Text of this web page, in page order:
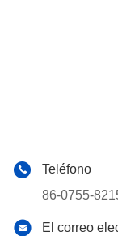
Teléfono
86-0755-
El correo